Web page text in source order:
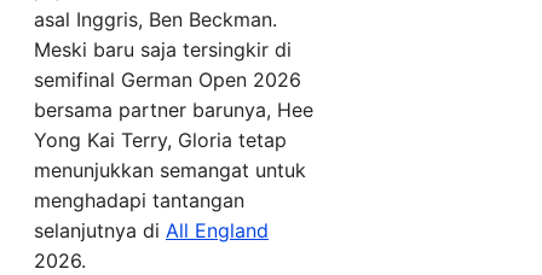
asal Inggris, Ben Beckman.
Meski baru saja tersingkir di
semifinal German Open 2026
bersama partner barunya, Hee
Yong Kai Terry, Gloria tetap
menunjukkan semangat untuk
menghadapi tantangan
selanjutnya di All England
2026.